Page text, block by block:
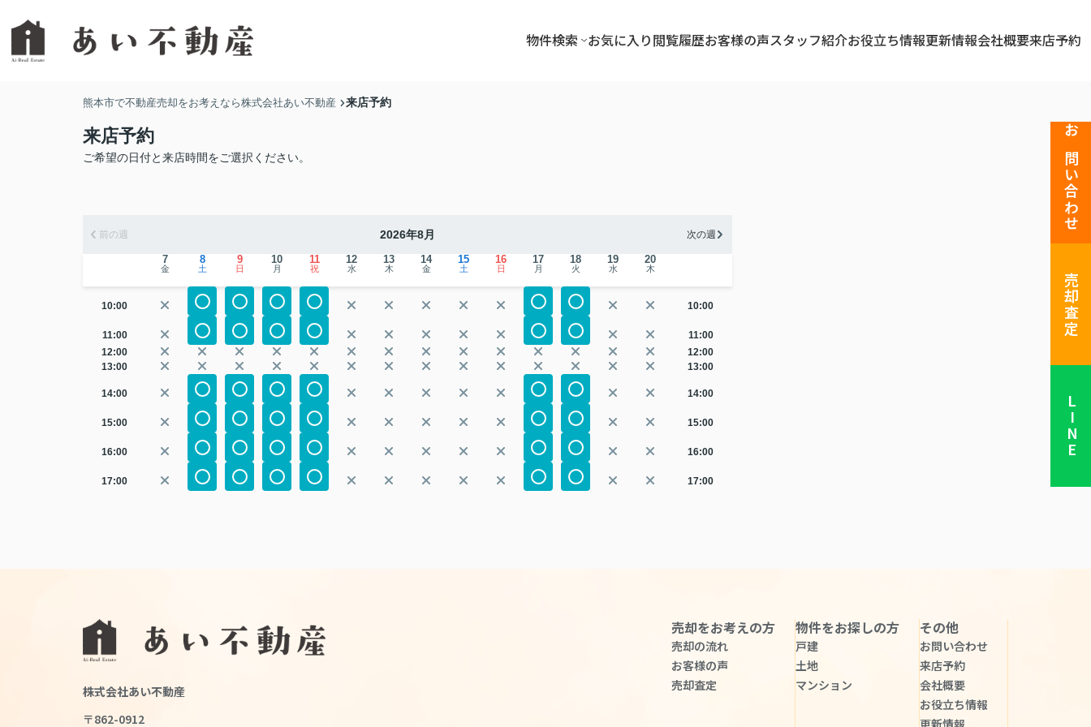
物件検索 お気に入り閲覧履歴お客様の声スタッフ紹介お役立ち情報更新情報会社概要来店予約
お問い合わせ
売却査定
LINE
熊本市で不動産売却をお考えなら株式会社あい不動産 来店予約
来店予約
ご希望の日付と来店時間をご選択ください。
前の週 2026年8月 次の週
7
金
8
土
9
日
10
月
11
祝
12
水
13
木
14
金
15
土
16
日
17
月
18
火
19
水
20
木
10:00 10:00
11:00
11:00
12:00
12:00
13:00
13:00
14:00 14:00
15:00 15:00
16:00 16:00
17:00 17:00
株式会社あい不動産
〒862-0912
売却をお考えの方
売却の流れ
お客様の声
売却査定
物件をお探しの方
戸建
土地
マンション
その他
お問い合わせ
来店予約
会社概要
お役立ち情報
更新情報